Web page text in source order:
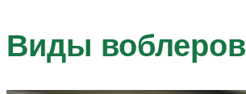
Виды воблеров